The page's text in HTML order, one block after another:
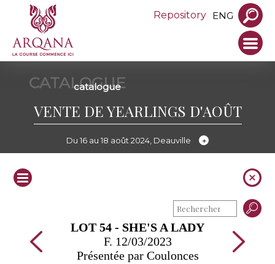
Repository ENG
CATALOGUE
catalogue
VENTE DE YEARLINGS D'AOÛT
Du 16 au 18 août 2024, Deauville
LOT 54 - SHE'S A LADY
F. 12/03/2023
Présentée par Coulonces